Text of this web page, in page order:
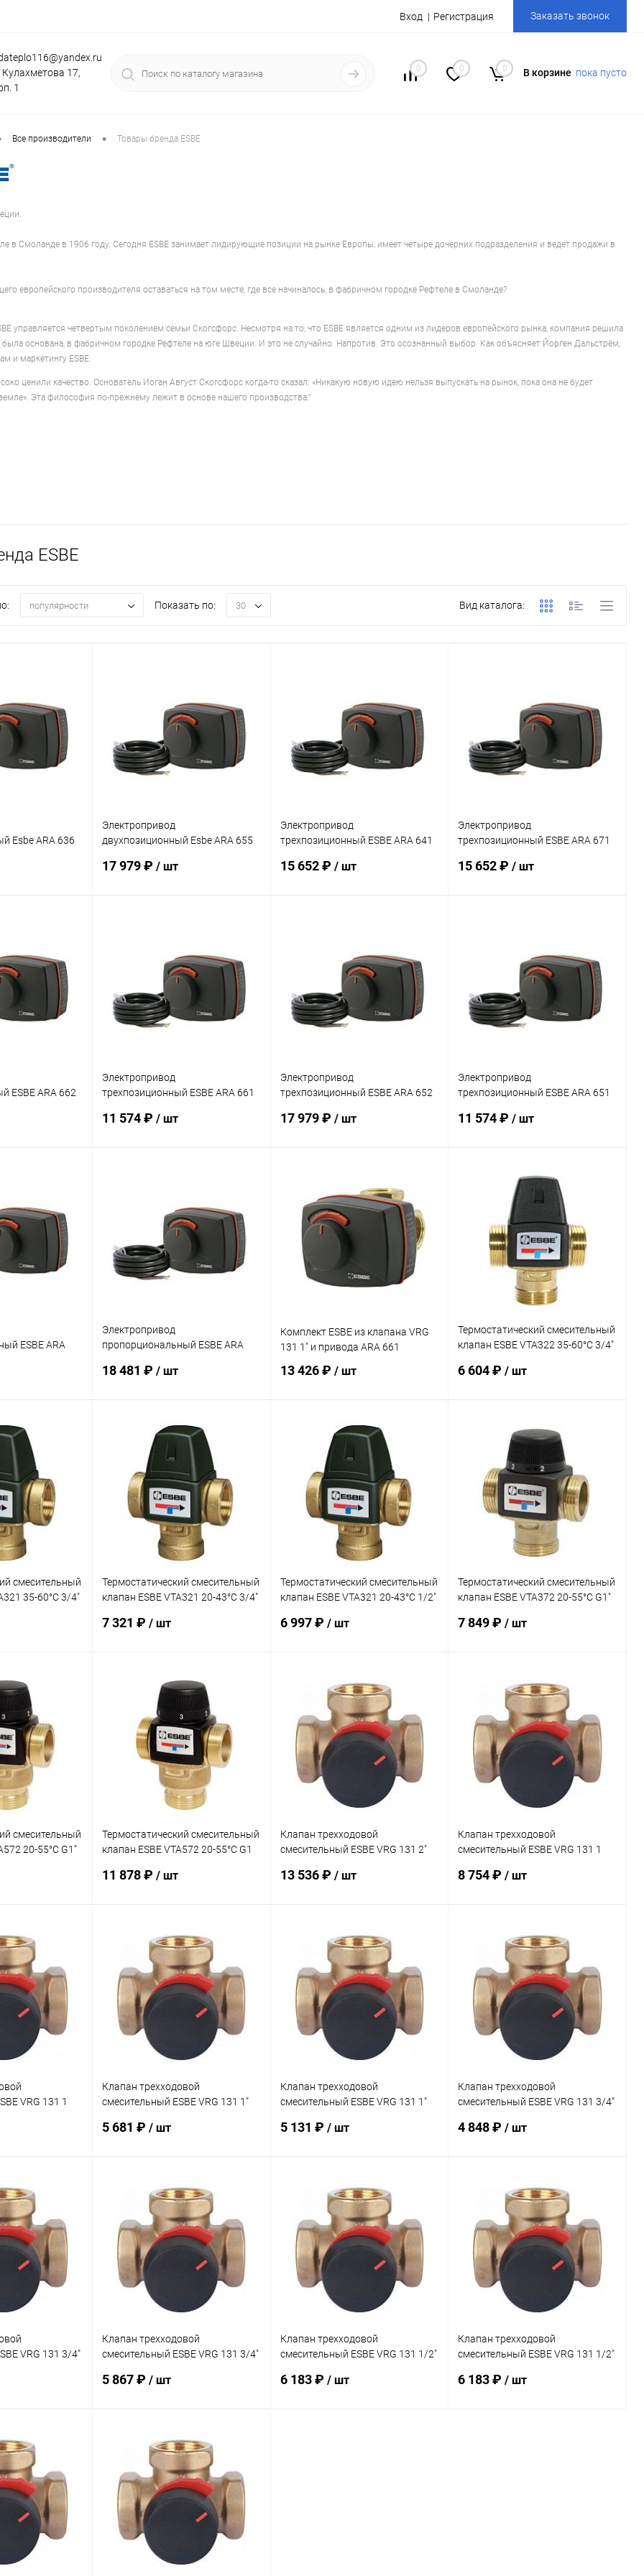
Вход Регистрация Заказать звонок
Кулахметова 17,
1
0 0 0 В корзине пока пусто
Все производители • Товары бренда ESBE
в Смоланде в 1906 году. Сегодня ESBE занимает лидирующие позиции на рынке Европы, имеет четыре дочерних подразделения и ведет продажи в
европейского производителя оставаться на том месте, где все начиналось, в фабричном городке Рефтеле в Смоланде?
управляется четвертым поколением семьи Скогсфорс. Несмотря на то, что ESBE является одним из лидеров европейского рынка, компания решила
была основана, в фабричном городке Рефтеле на юге Швеции. И это не случайно. Напротив. Это осознанный выбор. Как объясняет Йорген Дальстрём,
и маркетингу ESBE:
ценили качество. Основатель Иоган Август Скогсфорс когда-то сказал: «Никакую новую идею нельзя выпускать на рынок, пока она не будет
Эта философия по-прежнему лежит в основе нашего производства."
ESBE
популярности Показать по: 30 Вид каталога:
Esbe ARA 636
Сравнение
заказ 3-5
дней
Электропривод
двухпозиционный Esbe ARA 655
17 979 ₽ / шт
Купить в 1 клик Сравнение
В избранное
заказ 3-5
дней
Электропривод
трехпозиционный ESBE ARA 641
15 652 ₽ / шт
Купить в 1 клик Сравнение
В избранное
заказ 3-5
дней
Электропривод
трехпозиционный ESBE ARA 671
15 652 ₽/ шт
Купить в 1 клик Сравнение
В избранное
заказ 3-5
дней
ESBE ARA 662
Сравнение
заказ 3-5
дней
Электропривод
трехпозиционный ESBE ARA 661
11 574 ₽ / шт
Купить в 1 клик Сравнение
В избранное
заказ 3-5
дней
Электропривод
трехпозиционный ESBE ARA 652
17 979 ₽ / шт
Купить в 1 клик Сравнение
В избранное
заказ 3-5
Электропривод
трехпозиционный ESBE ARA 651
11 574 ₽/ шт
В корзину
Купить в 1 клик Сравнение
В избранное
заказ 3-5
дней
ESBE ARA
Сравнение
заказ 3-5
дней
Электропривод
пропорциональный ESBE ARA
18 481 ₽ / шт
В корзину
Купить в 1 клик Сравнение
В избранное
заказ 3-5
дней
Комплект ESBE из клапана VRG
131 1" и привода ARA 661
13 426 ₽ / шт
В корзину
Купить в 1 клик Сравнение
В избранное
заказ 3-5
дней
Термостатический смесительный
клапан ESBE VTA322 35-60°C 3/4"
6 604 ₽/ шт
В корзину
Купить в 1 клик Сравнение
В избранное
заказ 3-5
дней
смесительный
35-60°C 3/4"
Сравнение
заказ 3-5
дней
Термостатический смесительный
клапан ESBE VTA321 20-43°C 3/4"
7 321 ₽ / шт
В корзину
Купить в 1 клик Сравнение
В избранное
заказ 3-5
дней
Термостатический смесительный
клапан ESBE VTA321 20-43°C 1/2"
6 997 ₽ / шт
В корзину
Купить в 1 клик Сравнение
В избранное
заказ 3-5
дней
Термостатический смесительный
клапан ESBE VTA372 20-55°C G1"
7 849 ₽/ шт
В корзину
Купить в 1 клик Сравнение
В избранное
заказ 3-5
дней
смесительный
20-55°C G1"
Сравнение
заказ 3-5
дней
Термостатический смесительный
клапан ESBE VTA572 20-55°C G1
11 878 ₽ / шт
В корзину
Купить в 1 клик Сравнение
В избранное
заказ 3-5
дней
Клапан трехходовой
смесительный ESBE VRG 131 2"
13 536 ₽ / шт
В корзину
Купить в 1 клик Сравнение
В избранное
заказ 3-5
дней
Клапан трехходовой
смесительный ESBE VRG 131 1
8 754 ₽/ шт
В корзину
Купить в 1 клик Сравнение
В избранное
заказ 3-5
дней
VRG 131 1
Сравнение
заказ 3-5
дней
Клапан трехходовой
смесительный ESBE VRG 131 1"
5 681 ₽ / шт
В корзину
Купить в 1 клик Сравнение
В избранное
заказ 3-5
дней
Клапан трехходовой
смесительный ESBE VRG 131 1"
5 131 ₽ / шт
В корзину
Купить в 1 клик Сравнение
В избранное
заказ 3-5
дней
Клапан трехходовой
смесительный ESBE VRG 131 3/4"
4 848 ₽/ шт
В корзину
Купить в 1 клик Сравнение
В избранное
заказ 3-5
дней
VRG 131 3/4"
Сравнение
заказ 3-5
дней
Клапан трехходовой
смесительный ESBE VRG 131 3/4"
5 867 ₽ / шт
В корзину
Купить в 1 клик Сравнение
В избранное
заказ 3-5
дней
Клапан трехходовой
смесительный ESBE VRG 131 1/2"
6 183 ₽ / шт
Клапан трехходовой
смесительный ESBE VRG 131 1/2"
6 183 ₽/ шт